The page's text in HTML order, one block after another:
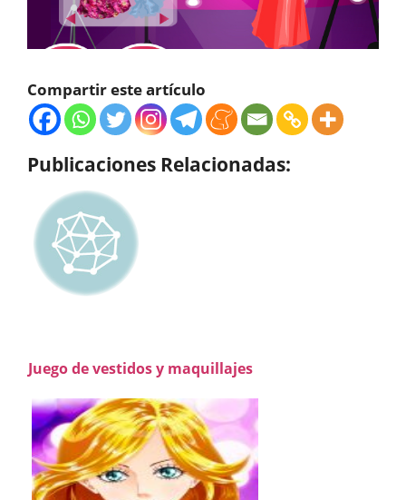
Compartir este artículo
Publicaciones Relacionadas:
Juego de vestidos y maquillajes